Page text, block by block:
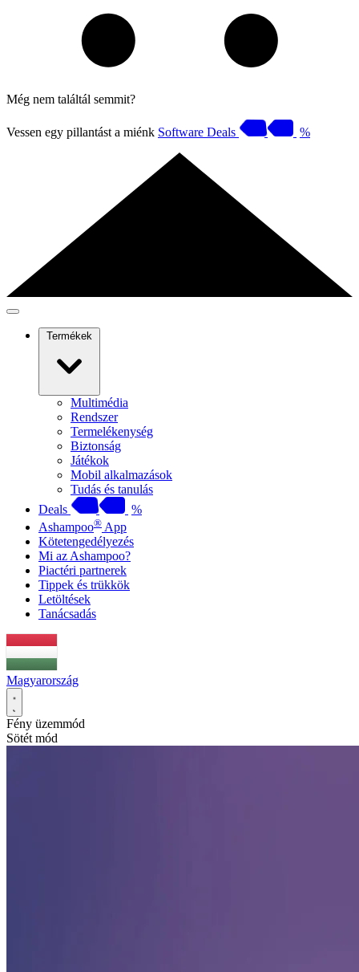
Még nem találtál semmit?
Vessen egy pillantást a miénk Software Deals %
Termékek
Multimédia
Rendszer
Termelékenység
Biztonság
Játékok
Mobil alkalmazások
Tudás és tanulás
Deals
%
Ashampoo® App
Kötetengedélyezés
Mi az Ashampoo?
Piactéri partnerek
Tippek és trükkök
Letöltések
Tanácsadás
Magyarország
Fény üzemmód
Sötét mód